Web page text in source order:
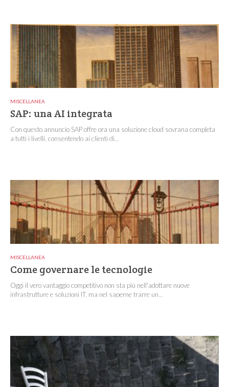
MISCELLANEA
SAP: una AI integrata
Con questo annuncio SAP offre ora una soluzione cloud sovrana completa
a tutti i livelli, consentendo ai clienti di...
MISCELLANEA
Come governare le tecnologie
Oggi il vero vantaggio competitivo non sta più nell'adottare nuove
infrastrutture e soluzioni IT, ma nel saperne trarre un...